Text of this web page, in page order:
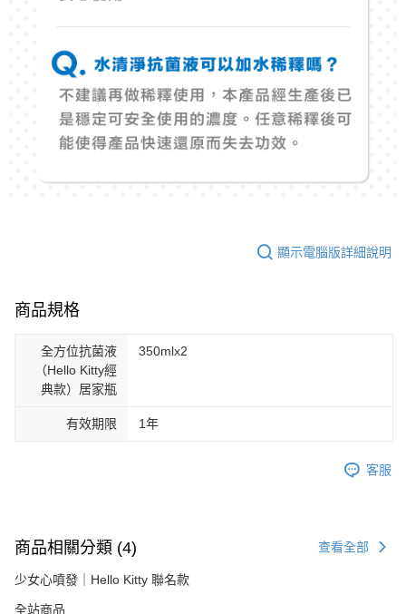
顯示電腦版詳細說明
商品規格
全方位抗菌液
（Hello Kitty經
典款）居家瓶
350mlx2
有效期限 1年
客服
商品相關分類 (4) 查看全部
少女心噴發｜Hello Kitty 聯名款
全站商品